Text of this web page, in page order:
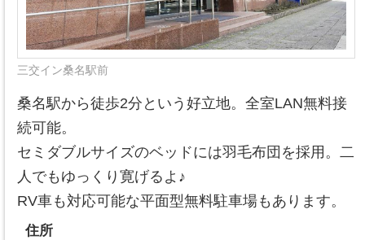
三交イン桑名駅前
桑名駅から徒歩2分という好立地。全室LAN無料接
続可能。
セミダブルサイズのベッドには羽毛布団を採用。二
人でもゆっくり寛げるよ♪
RV車も対応可能な平面型無料駐車場もあります。
住所